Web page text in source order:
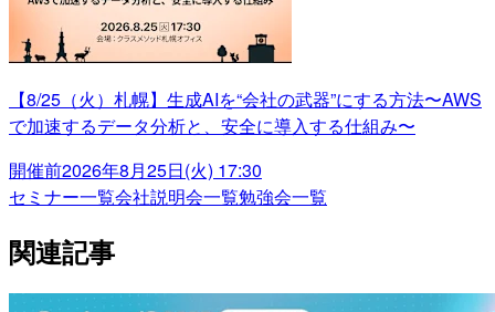
【8/25（火）札幌】生成AIを“会社の武器”にする方法〜AWS
で加速するデータ分析と、安全に導入する仕組み〜
開催前2026年8月25日(火) 17:30
セミナー一覧会社説明会一覧勉強会一覧
関連記事